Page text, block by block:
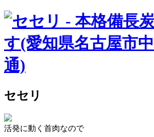
セセリ
活発に動く首肉なので